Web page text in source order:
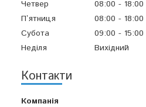
Четвер
08:00
18:00
Пʼятниця
08:00
18:00
Субота
09:00
15:00
Неділя
Вихідний
Контакти